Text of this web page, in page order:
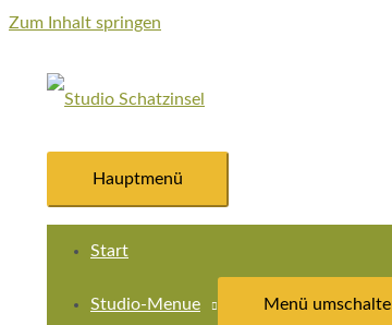
Zum Inhalt springen
Hauptmenü
Start
Studio-Menue Menü